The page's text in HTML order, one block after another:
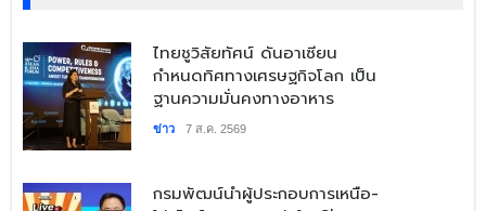
​ไทยชูวิสัยทัศน์ ดันอาเซียน
กำหนดทิศทางเศรษฐกิจโลก เป็น
ฐานความมั่นคงทางอาหาร
ข่าว 7 ส.ค. 2569
​กรมพัฒน์นำผู้ประกอบการเหนือ-